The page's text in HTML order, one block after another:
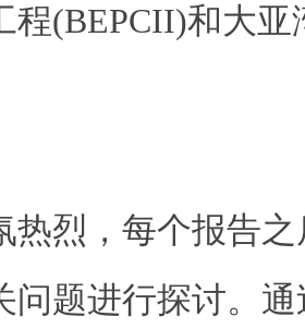
程(BEPCII)和大
热烈，每个报告
问题进行探讨。